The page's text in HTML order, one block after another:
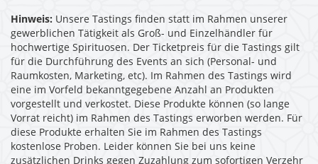
Hinweis: Unsere Tastings finden statt im Rahmen unserer
gewerblichen Tätigkeit als Groß- und Einzelhändler für
hochwertige Spirituosen. Der Ticketpreis für die Tastings gilt
für die Durchführung des Events an sich (Personal- und
Raumkosten, Marketing, etc). Im Rahmen des Tastings wird
eine im Vorfeld bekanntgegebene Anzahl an Produkten
vorgestellt und verkostet. Diese Produkte können (so lange
Vorrat reicht) im Rahmen des Tastings erworben werden. Für
diese Produkte erhalten Sie im Rahmen des Tastings
kostenlose Proben. Leider können Sie bei uns keine
zusätzlichen Drinks gegen Zuzahlung zum sofortigen Verzehr